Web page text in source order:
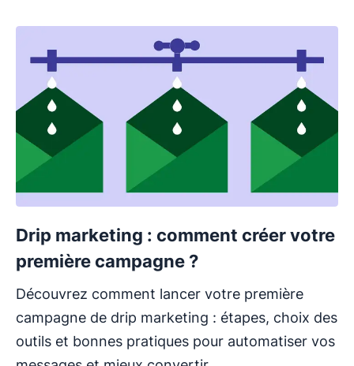
Drip marketing : comment créer votre
première campagne ?
Découvrez comment lancer votre première
campagne de drip marketing : étapes, choix des
outils et bonnes pratiques pour automatiser vos